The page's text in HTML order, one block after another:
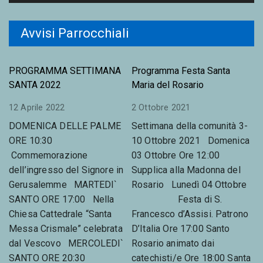
e
r
Avvisi Parrocchiali
PROGRAMMA SETTIMANA
SANTA 2022
12 Aprile 2022
DOMENICA DELLE PALME
ORE 10:30
Commemorazione
dell’ingresso del Signore in
Gerusalemme MARTEDI`
SANTO ORE 17:00 Nella
Chiesa Cattedrale “Santa
Messa Crismale” celebrata
dal Vescovo MERCOLEDI`
SANTO ORE 20:30
Programma Festa Santa
Maria del Rosario
2 Ottobre 2021
Settimana della comunità 3-
10 Ottobre 2021 Domenica
03 Ottobre Ore 12:00
Supplica alla Madonna del
Rosario Lunedì 04 Ottobre
Festa di S.
Francesco d’Assisi. Patrono
D’Italia Ore 17:00 Santo
Rosario animato dai
catechisti/e Ore 18:00 Santa